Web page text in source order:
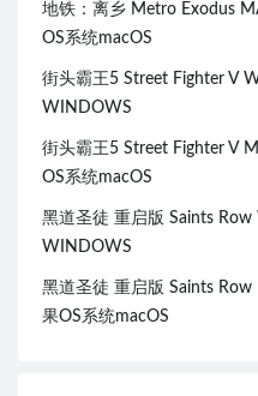
地铁：离乡 Metro Exodus
OS系统macOS
街头霸王5 Street Fighter V
WINDOWS
街头霸王5 Street Fighter V
OS系统macOS
黑道圣徒 重启版 Saints
WINDOWS
黑道圣徒 重启版 Saints
果OS系统macOS